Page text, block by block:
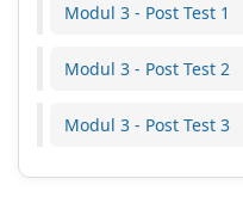
Modul 3 - Post Test 1
Modul 3 - Post Test 2
Modul 3 - Post Test 3